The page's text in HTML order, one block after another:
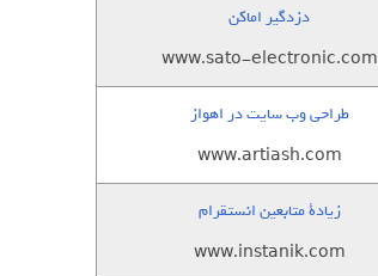
دزدگیر اماکن
www.sato-electronic.com
طراحی وب سایت در اهواز
www.artiash.com
زيادة متابعين انستقرام
www.instanik.com